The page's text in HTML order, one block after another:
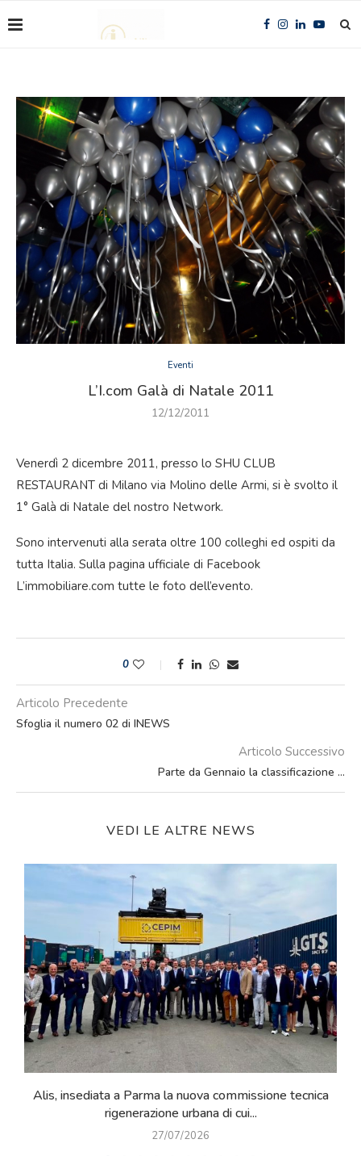
Eventi
L’I.com Galà di Natale 2011
12/12/2011
Venerdì 2 dicembre 2011, presso lo SHU CLUB
RESTAURANT di Milano via Molino delle Armi, si è svolto il
1° Galà di Natale del nostro Network.
Sono intervenuti alla serata oltre 100 colleghi ed ospiti da
tutta Italia. Sulla pagina ufficiale di Facebook
L’immobiliare.com tutte le foto dell’evento.
0
Articolo Precedente
Sfoglia il numero 02 di INEWS
Articolo Successivo
Parte da Gennaio la classificazione …
VEDI LE ALTRE NEWS
a Parma la nuova commissione tecnica
rigenerazione urbana di cui...
Qualità nel